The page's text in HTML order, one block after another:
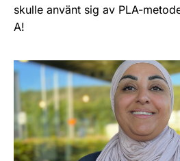
skulle använt sig av PLA-
A!